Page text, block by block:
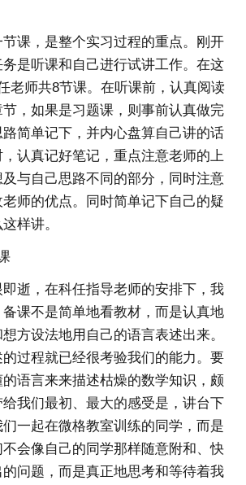
课，是整个实习过程的重点。刚开
是听课和自己进行试讲工作。在这
老师共8节课。在听课前，认真阅读
，如果是习题课，则事前认真做完
简单记下，并内心盘算自己讲的话
认真记好笔记，重点注意老师的上
与自己思路不同的部分，同时注意
师的优点。同时简单记下自己的疑
样讲。
逝，在科任指导老师的安排下，我
课不是简单地看教材，而是认真地
方设法地用自己的语言表述出来。
过程就已经很考验我们的能力。要
语言来来描述枯燥的数学知识，颇
我们最初、最大的感受是，讲台下
一起在微格教室训练的同学，而是
会像自己的同学那样随意附和、快
问题，而是真正地思考和等待着我